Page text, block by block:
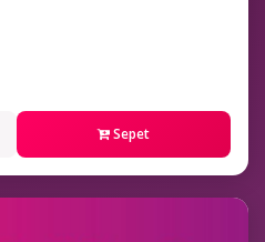
Sepet